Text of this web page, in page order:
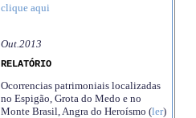
clique aqui
Out.2013
RELATÓRIO
Ocorrencias patrimoniais localizadas
no Espigão, Grota do Medo e no
Monte Brasil, Angra do Heroísmo (ler)